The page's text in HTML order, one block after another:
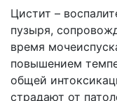
Цистит –
пузыря,
время
повышением
общей
страдают от